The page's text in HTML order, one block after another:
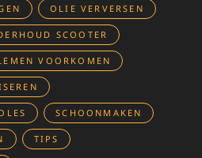
OLIE VERVERSEN
SCOOTER
VOORKOMEN
SCHOONMAKEN
TIPS